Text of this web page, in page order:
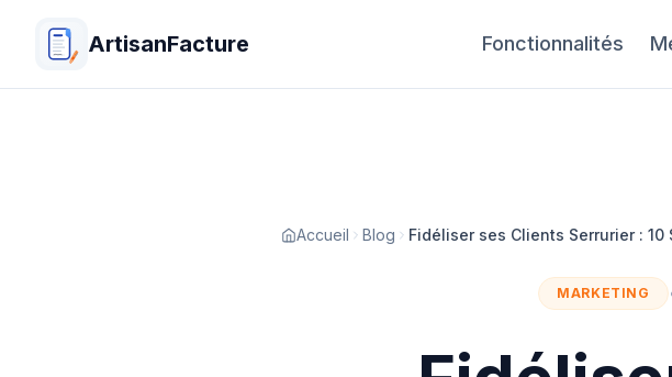
ArtisanFacture Fonctionnalités
Accueil Blog Fidéliser ses Clients Serrurier :
MARKETING